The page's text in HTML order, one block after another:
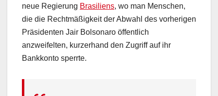
neue Regierung Brasiliens, wo man Menschen,
die die Rechtmäßigkeit der Abwahl des vorherigen
Präsidenten Jair Bolsonaro öffentlich
anzweifelten, kurzerhand den Zugriff auf ihr
Bankkonto sperrte.